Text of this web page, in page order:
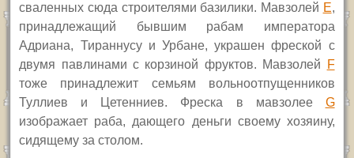
сваленных сюда строителями базилики. Мавзолей E,
принадлежащий бывшим рабам императора
Адриана, Тираннусу и Урбане, украшен фреской с
двумя павлинами с корзиной фруктов. Мавзолей
F
тоже принадлежит семьям вольноотпущенников
Туллиев и Цетенниев. Фреска в мавзолее G
изображает раба, дающего деньги своему хозяину,
сидящему за столом.